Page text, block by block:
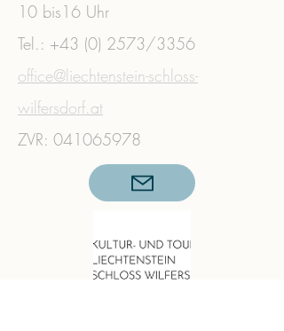
10 bis16 Uhr
Tel.: +43 (0) 2573/3356 ​
office@liechtenstein-schloss-
wilfersdorf.at
ZVR: 041065978